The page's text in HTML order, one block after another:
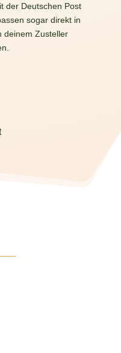
der Deutschen Post
sogar direkt in
deinem Zusteller